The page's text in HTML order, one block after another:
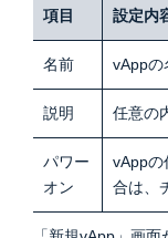
項目 設定内
名前 vAppの
説明 任意の
パワー
オン
vAppの
合は、